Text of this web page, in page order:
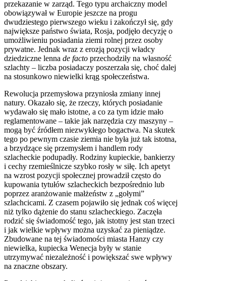
przekazanie w zarząd. Tego typu archaiczny model
obowiązywał w Europie jeszcze na progu
dwudziestego pierwszego wieku i zakończył się, gdy
największe państwo świata, Rosja, podjęło decyzję o
umożliwieniu posiadania ziemi rolnej przez osoby
prywatne. Jednak wraz z erozją pozycji władcy
dziedziczne lenna de facto przechodziły na własność
szlachty – liczba posiadaczy poszerzała się, choć dalej
na stosunkowo niewielki krąg społeczeństwa.
Rewolucja przemysłowa przyniosła zmiany innej
natury. Okazało się, że rzeczy, których posiadanie
wydawało się mało istotne, a co za tym idzie mało
reglamentowane – takie jak narzędzia czy maszyny –
mogą być źródłem niezwykłego bogactwa. Na skutek
tego po pewnym czasie ziemia nie była już tak istotna,
a brzydzące się przemysłem i handlem rody
szlacheckie podupadły. Rodziny kupieckie, bankierzy
i cechy rzemieślnicze szybko rosły w siłę. Ich apetyt
na wzrost pozycji społecznej prowadził często do
kupowania tytułów szlacheckich bezpośrednio lub
poprzez aranżowanie małżeństw z „gołymi”
szlachcicami. Z czasem pojawiło się jednak coś więcej
niż tylko dążenie do stanu szlacheckiego. Zaczęła
rodzić się świadomość tego, jak istotny jest stan trzeci
i jak wielkie wpływy można uzyskać za pieniądze.
Zbudowane na tej świadomości miasta Hanzy czy
niewielka, kupiecka Wenecja były w stanie
utrzymywać niezależność i powiększać swe wpływy
na znaczne obszary.